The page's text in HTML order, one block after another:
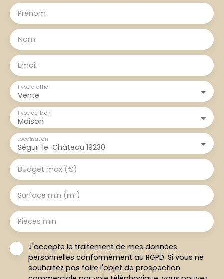
Prénom
Nom
Email
Vente
Type d'offre
Maison
Type de bien
Ségur-le-Château 19230
Localisation
Budget max (€)
Surface min (m²)
Pièces min
J'accepte le traitement de mes données
personnelles conformément au RGPD. Si vous ne
souhaitez pas faire l'objet de prospection